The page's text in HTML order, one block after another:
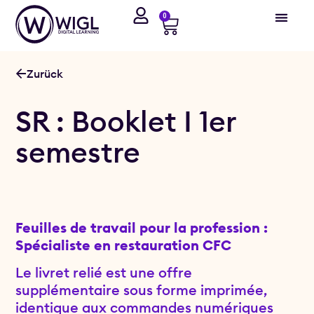
0
Zurück
SR : Booklet I 1er
semestre
Feuilles de travail pour la profession :
Spécialiste en restauration CFC
Le livret relié est une offre
supplémentaire sous forme imprimée,
identique aux commandes numériques